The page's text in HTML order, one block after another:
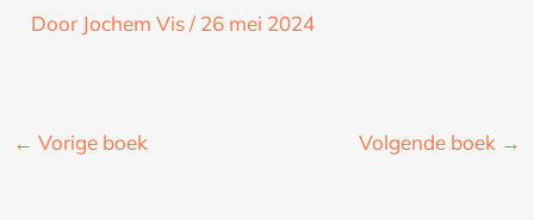
Door Jochem Vis/ 26 mei 2024
← Vorige boek Volgende boek →